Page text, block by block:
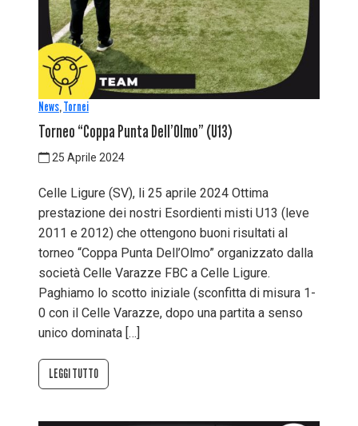
News,Tornei
Torneo “Coppa Punta Dell’Olmo” (U13)
25 Aprile 2024
Celle Ligure (SV), li 25 aprile 2024 Ottima
prestazione dei nostri Esordienti misti U13 (leve
2011 e 2012) che ottengono buoni risultati al
torneo “Coppa Punta Dell’Olmo” organizzato dalla
società Celle Varazze FBC a Celle Ligure.
Paghiamo lo scotto iniziale (sconfitta di misura 1-
0 con il Celle Varazze, dopo una partita a senso
unico dominata […]
LEGGI TUTTO